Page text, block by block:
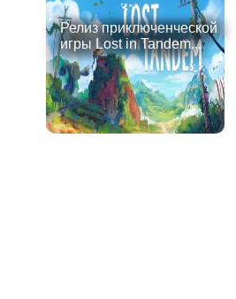
Релиз приключенческой
игры Lost in Tandem...